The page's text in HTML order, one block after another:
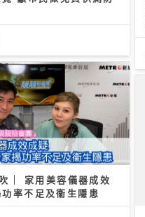
吹 | 家用美容儀器成效
率不足及衞生隱患